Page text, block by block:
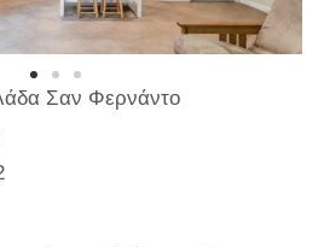
Σαν Φερνάντο